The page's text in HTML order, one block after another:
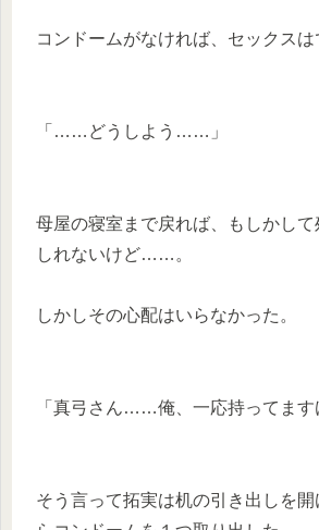
コンドームがなければ、セックスは
「……どうしよう……」
母屋の寝室まで戻れば、もしかして
しれないけど……。
しかしその心配はいらなかった。
「真弓さん……俺、一応持ってます
そう言って拓実は机の引き出しを